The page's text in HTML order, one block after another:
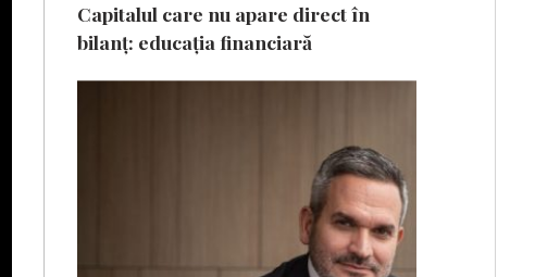
Capitalul care nu apare direct în
bilanț: educația financiară